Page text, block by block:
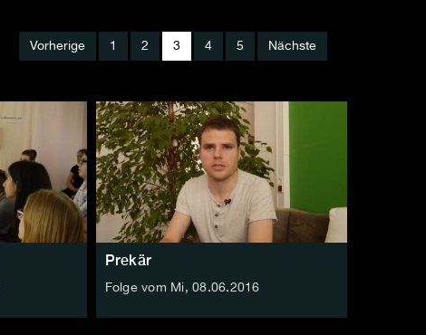
Vorherige 1 2 3 4 5 Nächste
Prekär
Folge vom Mi, 08.06.2016